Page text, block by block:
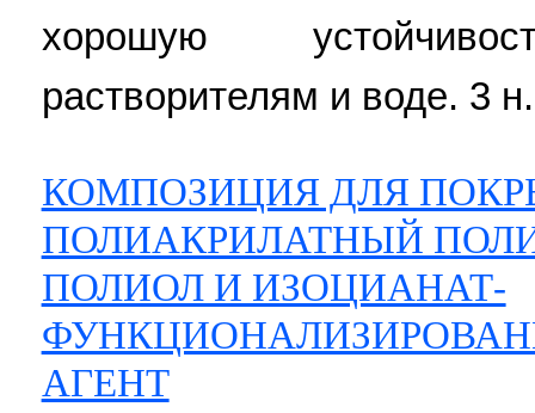
хорошую
растворителям и воде. 3
КОМПОЗИЦИЯ ДЛЯ
ПОЛИАКРИЛАТНЫЙ
ПОЛИОЛ И ИЗОЦИАНАТ-
АГЕНТ